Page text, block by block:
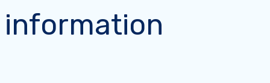
information